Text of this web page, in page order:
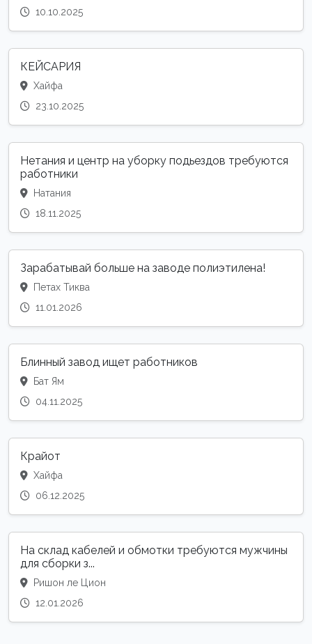
10.10.2025
КЕЙСАРИЯ
Хайфа
23.10.2025
Нетания и центр на уборку подьездов требуются
работники
Натания
18.11.2025
Зарабатывай больше на заводе полиэтилена!
Петах Тиква
11.01.2026
Блинный завод ищет работников
Бат Ям
04.11.2025
Крайот
Хайфа
06.12.2025
На склад кабелей и обмотки требуются мужчины
для сборки з...
Ришон ле Цион
12.01.2026